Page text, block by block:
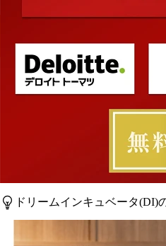
ドリームインキュベータ(DI)